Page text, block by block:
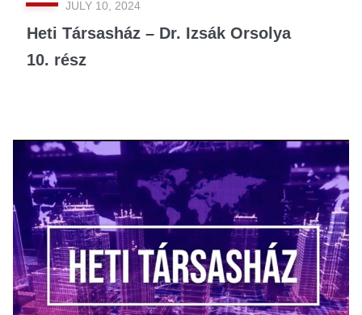
JULY 10, 2024
Heti Társasház – Dr. Izsák Orsolya
10. rész